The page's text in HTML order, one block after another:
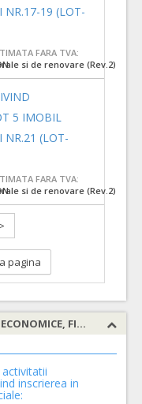
NR.17-19 (LOT-
si de renovare (Rev.2)
FARA TVA:
5 IMOBIL
NR.21 (LOT-
si de renovare (Rev.2)
FARA TVA:
>
pagina
SECTIUNEA III: INFORMATII JURIDICE, ECONOMICE, FINANCIARE SI TEHNICE
inscrierea in